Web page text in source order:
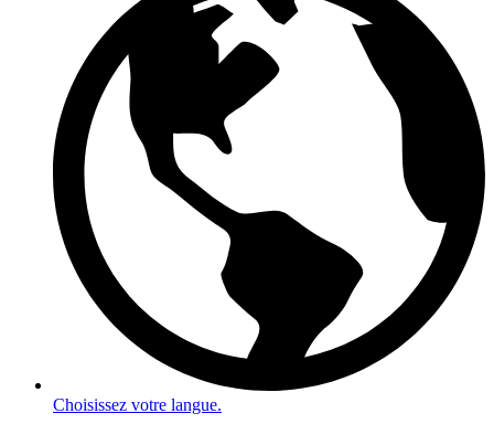
Choisissez votre langue.